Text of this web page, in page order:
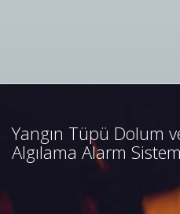
Yangın Tüpü Dolum
Algılama Alarm